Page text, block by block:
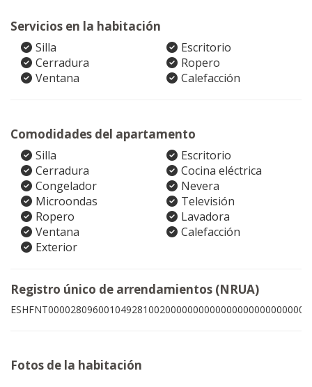
Servicios en la habitación
Silla
Escritorio
Cerradura
Ropero
Ventana
Calefacción
Comodidades del apartamento
Silla
Escritorio
Cerradura
Cocina eléctrica
Congelador
Nevera
Microondas
Televisión
Ropero
Lavadora
Ventana
Calefacción
Exterior
Registro único de arrendamientos (NRUA)
ESHFNT00002809600104928100200000000000000000000000006
Fotos de la habitación